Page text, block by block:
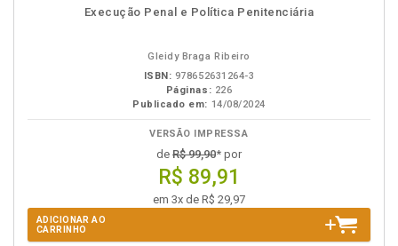
disponívelDisponível
páginas
Execução Penal e Política Penitenciária
Gleidy Braga Ribeiro
ISBN: 978652631264-3
Páginas: 226
Publicado em: 14/08/2024
VERSÃO IMPRESSA
de R$ 99,90* por
R$ 89,91
em 3x de R$ 29,97
ADICIONAR AO
CARRINHO